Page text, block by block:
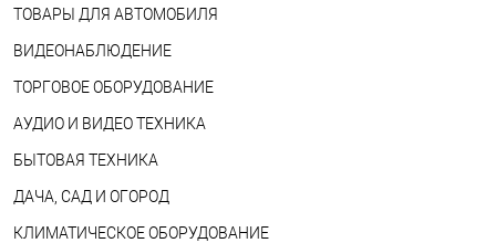
ТОВАРЫ ДЛЯ АВТОМОБИЛЯ
ВИДЕОНАБЛЮДЕНИЕ
ТОРГОВОЕ ОБОРУДОВАНИЕ
АУДИО И ВИДЕО ТЕХНИКА
БЫТОВАЯ ТЕХНИКА
ДАЧА, САД И ОГОРОД
КЛИМАТИЧЕСКОЕ ОБОРУДОВАНИЕ